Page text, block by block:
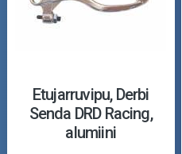
Etujarruvipu, Derbi
Senda DRD Racing,
alumiini